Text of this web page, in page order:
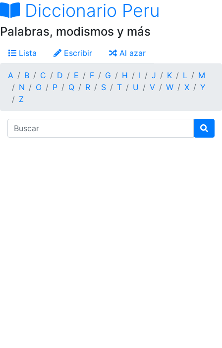
Diccionario Peru
Palabras, modismos y más
Lista Escribir Al azar
A B C D E F G H I J K L
M
N
O P Q R S T U V W X
Y
Z